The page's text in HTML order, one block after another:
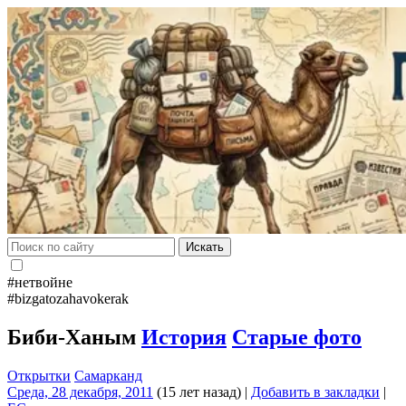
Искать
#нетвойне
#bizgatozahavokerak
Биби-Ханым История Старые фото
Открытки Самарканд
Среда, 28 декабря, 2011 (15 лет назад) | Добавить в закладки |